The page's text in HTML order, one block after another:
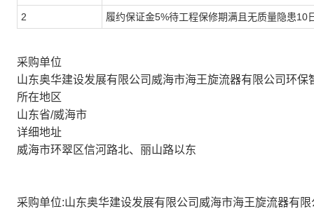
2 履约保证金5%待工程保修期满且无质量隐患10
采购单位
山东奥华建设发展有限公司威海市海王旋流器有限公司环保
所在地区
山东省/威海市
详细地址
威海市环翠区信河路北、丽山路以东
采购单位:山东奥华建设发展有限公司威海市海王旋流器有